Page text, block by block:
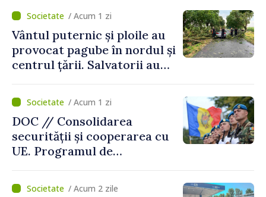
mecanisme care să-i
protejeze”/ Acum 1 zi
Vântul puternic și ploile au
provocat pagube în nordul și
centrul țării. Salvatorii au
/ Acum 1 zi
DOC // Consolidarea
securității și cooperarea cu
UE. Programul de
Naționale de Apărare pentru
/ Acum 2 zile